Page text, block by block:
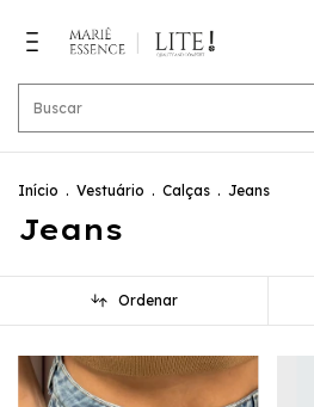
Início . Vestuário . Calças . Jeans
Jeans
Ordenar